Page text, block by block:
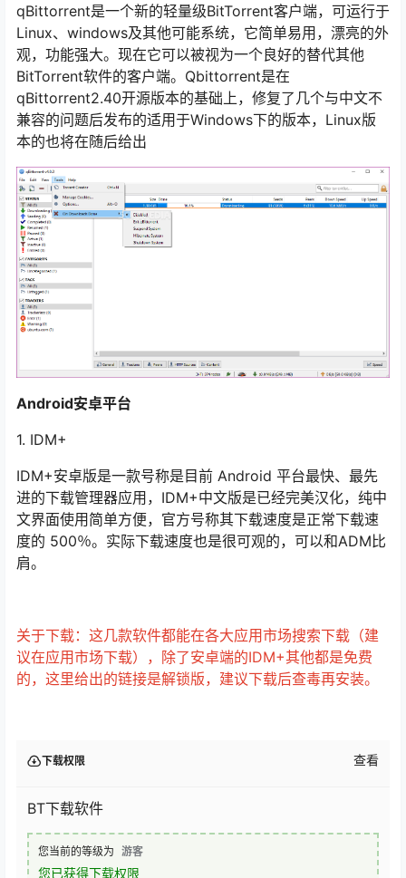
qBittorrent是一个新的轻量级BitTorrent客户端，可运行于
Linux、windows及其他可能系统，它简单易用，漂亮的外
观，功能强大。现在它可以被视为一个良好的替代其他
BitTorrent软件的客户端。Qbittorrent是在
qBittorrent2.40开源版本的基础上，修复了几个与中文不
兼容的问题后发布的适用于Windows下的版本，Linux版
本的也将在随后给出
Android安卓平台
1. IDM+
IDM+安卓版是一款号称是目前 Android 平台最快、最先
进的下载管理器应用，IDM+中文版是已经完美汉化，纯中
文界面使用简单方便，官方号称其下载速度是正常下载速
度的 500％。实际下载速度也是很可观的，可以和ADM比
肩。
关于下载：这几款软件都能在各大应用市场搜索下载（建
议在应用市场下载），除了安卓端的IDM+其他都是免费
的，这里给出的链接是解锁版，建议下载后查毒再安装。
下载权限 查看
BT下载软件
您当前的等级为 游客
您已获得下载权限